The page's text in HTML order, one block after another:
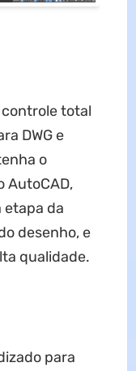
controle total
DWG e
o
AutoCAD,
etapa da
desenho, e
qualidade.
para